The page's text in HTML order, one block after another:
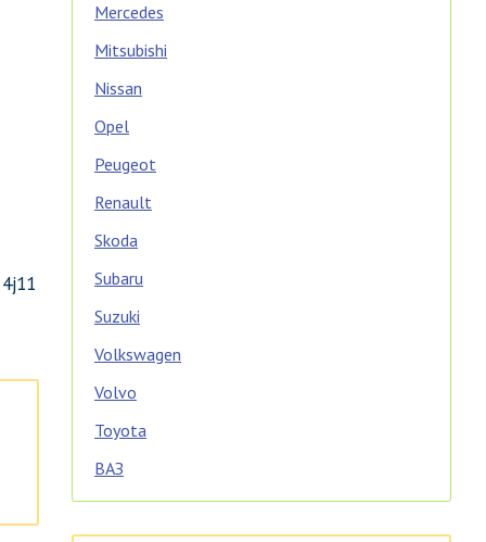
Mercedes
Mitsubishi
Nissan
Opel
Peugeot
Renault
Skoda
Subaru
Suzuki
Volkswagen
Volvo
Toyota
ВАЗ